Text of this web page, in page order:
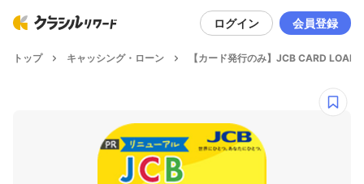
ログイン 会員登録
トップ キャッシング・ローン 【カード発行のみ】JCB CARD LOAN